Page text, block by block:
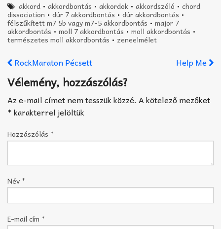
akkord •akkordbontás •akkordok •akkordszóló •chord
dissociation • dúr 7 akkordbontás • dúr akkordbontás •
félszűkített m7 5b vagy m7-5 akkordbontás • major 7
akkordbontás • moll 7 akkordbontás • moll akkordbontás •
természetes moll akkordbontás • zeneelmélet
RockMaraton Pécsett Help Me
Vélemény, hozzászólás?
Az e-mail címet nem tesszük közzé. A kötelező mezőket
*karakterrel jelöltük
Hozzászólás *
Név *
E-mail cím *